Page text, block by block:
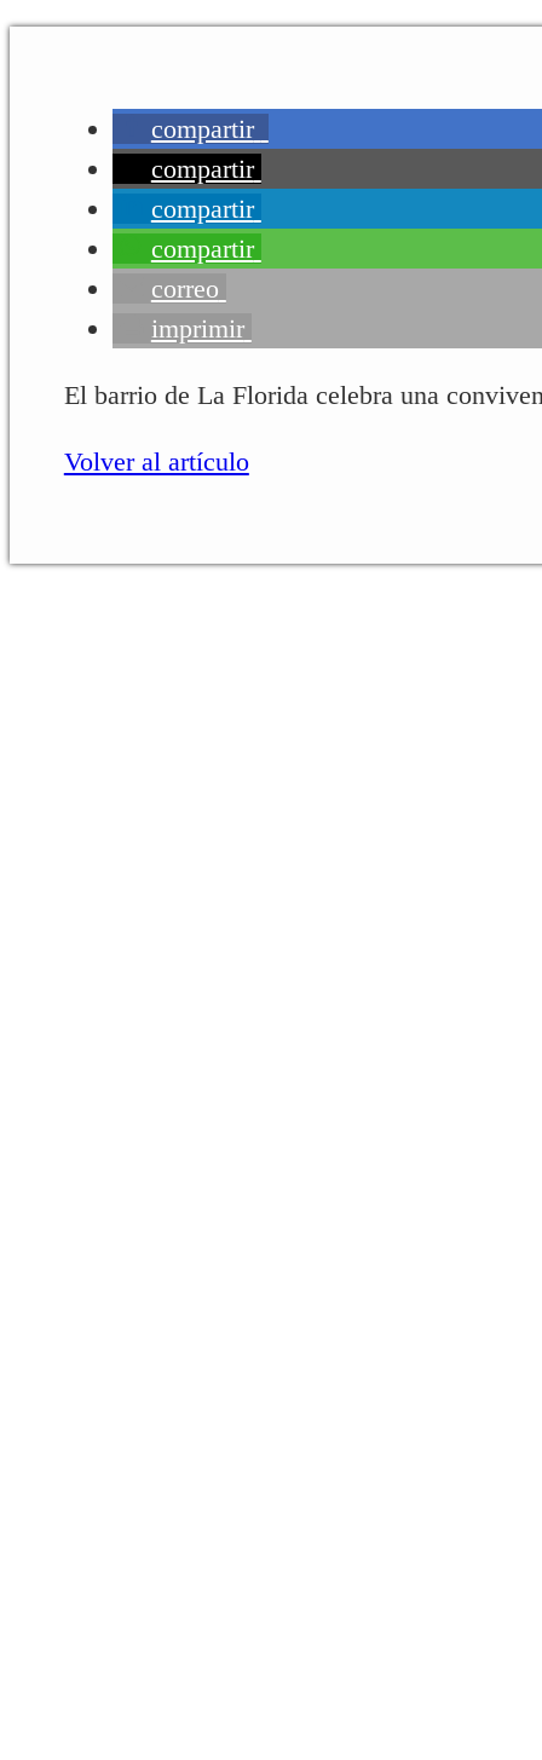
compartir
compartir
compartir
compartir
correo
imprimir
El barrio de La Florida celebra una
Volver al artículo